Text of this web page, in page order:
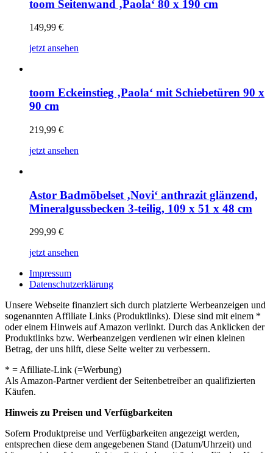
toom Seitenwand ‚Paola‘ 80 x 190 cm
149,99 €
jetzt ansehen
toom Eckeinstieg ‚Paola‘ mit Schiebetüren 90 x
90 cm
219,99 €
jetzt ansehen
Astor Badmöbelset ‚Novi‘ anthrazit glänzend,
Mineralgussbecken 3-teilig, 109 x 51 x 48 cm
299,99 €
jetzt ansehen
Impressum
Datenschutzerklärung
Unsere Webseite finanziert sich durch platzierte Werbeanzeigen und
sogenannten Affiliate Links (Produktlinks). Diese sind mit einem *
oder einem Hinweis auf Amazon verlinkt. Durch das Anklicken der
Produktlinks bzw. Werbeanzeigen verdienen wir einen kleinen
Betrag, der uns hilft, diese Seite weiter zu verbessern.
* = Afilliate-Link (=Werbung)
Als Amazon-Partner verdient der Seitenbetreiber an qualifizierten
Käufen.
Hinweis zu Preisen und Verfügbarkeiten
Sofern Produktpreise und Verfügbarkeiten angezeigt werden,
entsprechen diese dem angegebenen Stand (Datum/Uhrzeit) und